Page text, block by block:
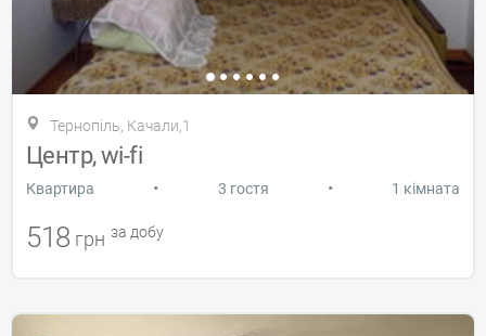
Тернопіль, Качали,1
Центр, wi-fi
Квартира • 3 гостя • 1 кімната
518 грн за добу